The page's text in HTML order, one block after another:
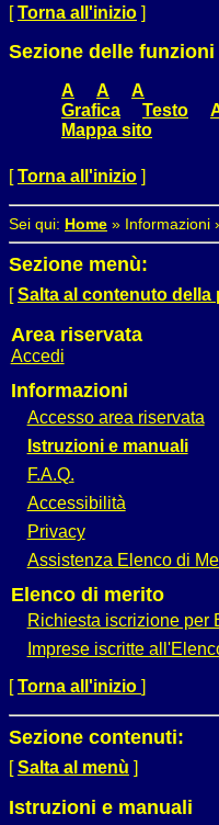
[Torna all'inizio ]
Sezione delle
A A
A
Grafica
Testo
Mappa sito
[Torna all'inizio ]
Sei qui: Home » Informazioni
Sezione menù:
[Salta al contenuto della
Area riservata
Accedi
Informazioni
Accesso area riservata
Istruzioni e manuali
F.A.Q.
Accessibilità
Privacy
Assistenza Elenco di
Elenco di merito
Richiesta iscrizione per
Imprese iscritte
[Torna all'inizio ]
Sezione contenuti:
[Salta al menù ]
Istruzioni e manuali